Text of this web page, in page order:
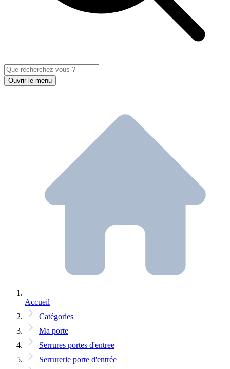
Ouvrir le menu
Accueil
Catégories
Ma porte
Serrures portes d'entree
Serrurerie porte d'entrée